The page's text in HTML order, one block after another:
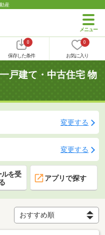
産
0
保存した条件
0
お気に入り
戸建て・中古住宅 物
変更する
変更する
ルを受
アプリで探す